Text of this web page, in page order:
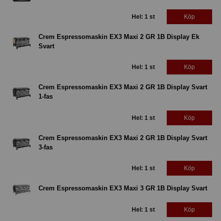
Hel: 1 st Köp
Crem Espressomaskin EX3 Maxi 2 GR 1B Display Ek
Svart
Hel: 1 st Köp
Crem Espressomaskin EX3 Maxi 2 GR 1B Display Svart
1-fas
Hel: 1 st Köp
Crem Espressomaskin EX3 Maxi 2 GR 1B Display Svart
3-fas
Hel: 1 st Köp
Crem Espressomaskin EX3 Maxi 3 GR 1B Display Svart
Hel: 1 st Köp